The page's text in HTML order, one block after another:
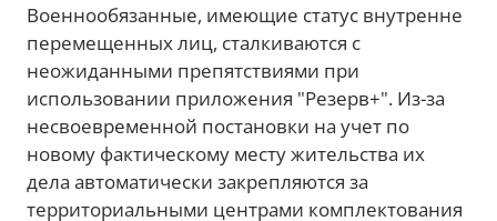
Военнообязанные, имеющие статус внутренне
перемещенных лиц, сталкиваются с
неожиданными препятствиями при
использовании приложения "Резерв+". Из-за
несвоевременной постановки на учет по
новому фактическому месту жительства их
дела автоматически закрепляются за
территориальными центрами комплектования